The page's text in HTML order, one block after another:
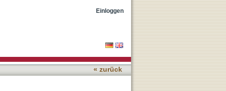
and Contrasts: The
Einloggen
« zurück